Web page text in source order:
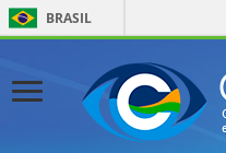
BRASIL